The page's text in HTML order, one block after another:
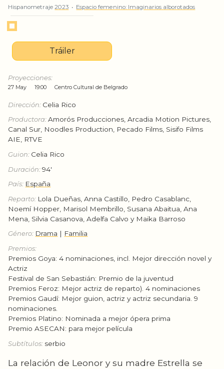
Hispanometraje2023 • Espacio femеnino: Imaginarios alborotados
Tráiler
Proyecciones:
27 May 19:00 Centro Cultural de Belgrado
Dirección: Celia Rico
Productora:Amorós Producciones, Arcadia Motion Pictures,
Canal Sur, Noodles Production, Pecado Films, Sisifo Films
AIE, RTVE
Guion: Celia Rico
Duración:94'
País: España
Reparto: Lola Dueñas, Anna Castillo, Pedro Casablanc,
Noemí Hopper, Marisol Membrillo, Susana Abaitua, Ana
Mena, Silvia Casanova, Adelfa Calvo y Maika Barroso
Género: Drama | Familia
Premios:
Premios Goya: 4 nominaciones, incl. Mejor dirección novel y
Actriz
Festival de San Sebastián: Premio de la juventud
Premios Feroz: Mejor actriz de reparto). 4 nominaciones
Premios Gaudí: Mejor guion, actriz y actriz secundaria. 9
nominaciones.
Premios Platino: Nominada a mejor ópera prima
Premio ASECAN: para mejor película
Subtítulos: serbio
La relación de Leonor y su madre Estrella se